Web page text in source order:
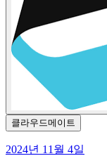
클라우드메이트
2024년 11월 4일